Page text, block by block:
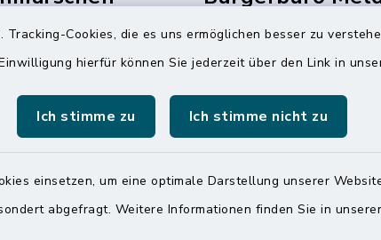
Cookies, die es uns ermöglichen besser zu
hierfür können Sie jederzeit über den Link in
Ich stimme zu Ich stimme nicht zu
einsetzen, um eine optimale Darstellung unserer
abgefragt. Weitere Informationen finden Sie in
14
0
215
Montag und Freitag
Dienstag und Donnerstag
8:00 Uhr - 12:00 Uhr
14:00 Uhr - 18:00 Uhr
Online-